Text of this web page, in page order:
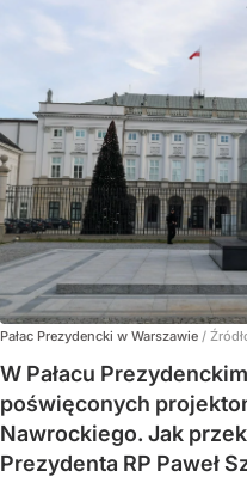
Pałac Prezydencki w Warszawie /
W Pałacu
poświęconych
Nawrockiego. Jak
Prezydenta RP Paweł